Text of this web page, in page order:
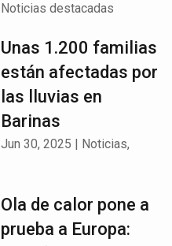
Noticias destacadas
Unas 1.200 familias
están afectadas por
las lluvias en
Barinas
Jun 30, 2025 | Noticias,
Ola de calor pone a
prueba a Europa: